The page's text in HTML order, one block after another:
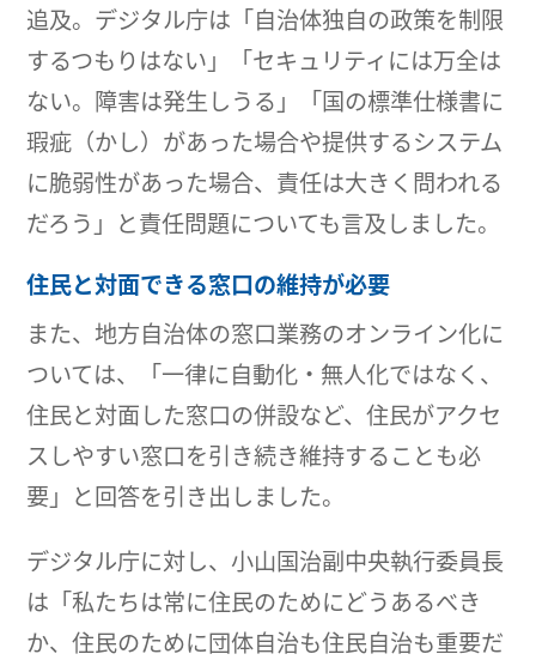
追及。デジタル庁は「自治体独自の政策を制限
するつもりはない」「セキュリティには万全は
ない。障害は発生しうる」「国の標準仕様書に
瑕疵（かし）があった場合や提供するシステム
に脆弱性があった場合、責任は大きく問われる
だろう」と責任問題についても言及しました。
住民と対面できる窓口の維持が必要
また、地方自治体の窓口業務のオンライン化に
ついては、「一律に自動化・無人化ではなく、
住民と対面した窓口の併設など、住民がアクセ
スしやすい窓口を引き続き維持することも必
要」と回答を引き出しました。
デジタル庁に対し、小山国治副中央執行委員長
は「私たちは常に住民のためにどうあるべき
か、住民のために団体自治も住民自治も重要だ